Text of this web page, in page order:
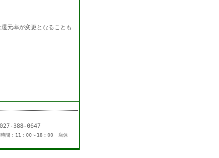
元率が変更となることも
：027-388-0647
時間：11：00～18：00 店休